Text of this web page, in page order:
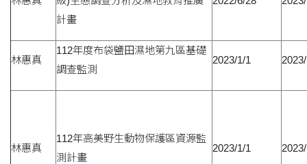
計畫
林惠真
112年度布袋鹽田濕地第九區基礎
調查監測
2023/1/1
林惠真
112年高美野生動物保護區資源監
測計畫
2023/1/1